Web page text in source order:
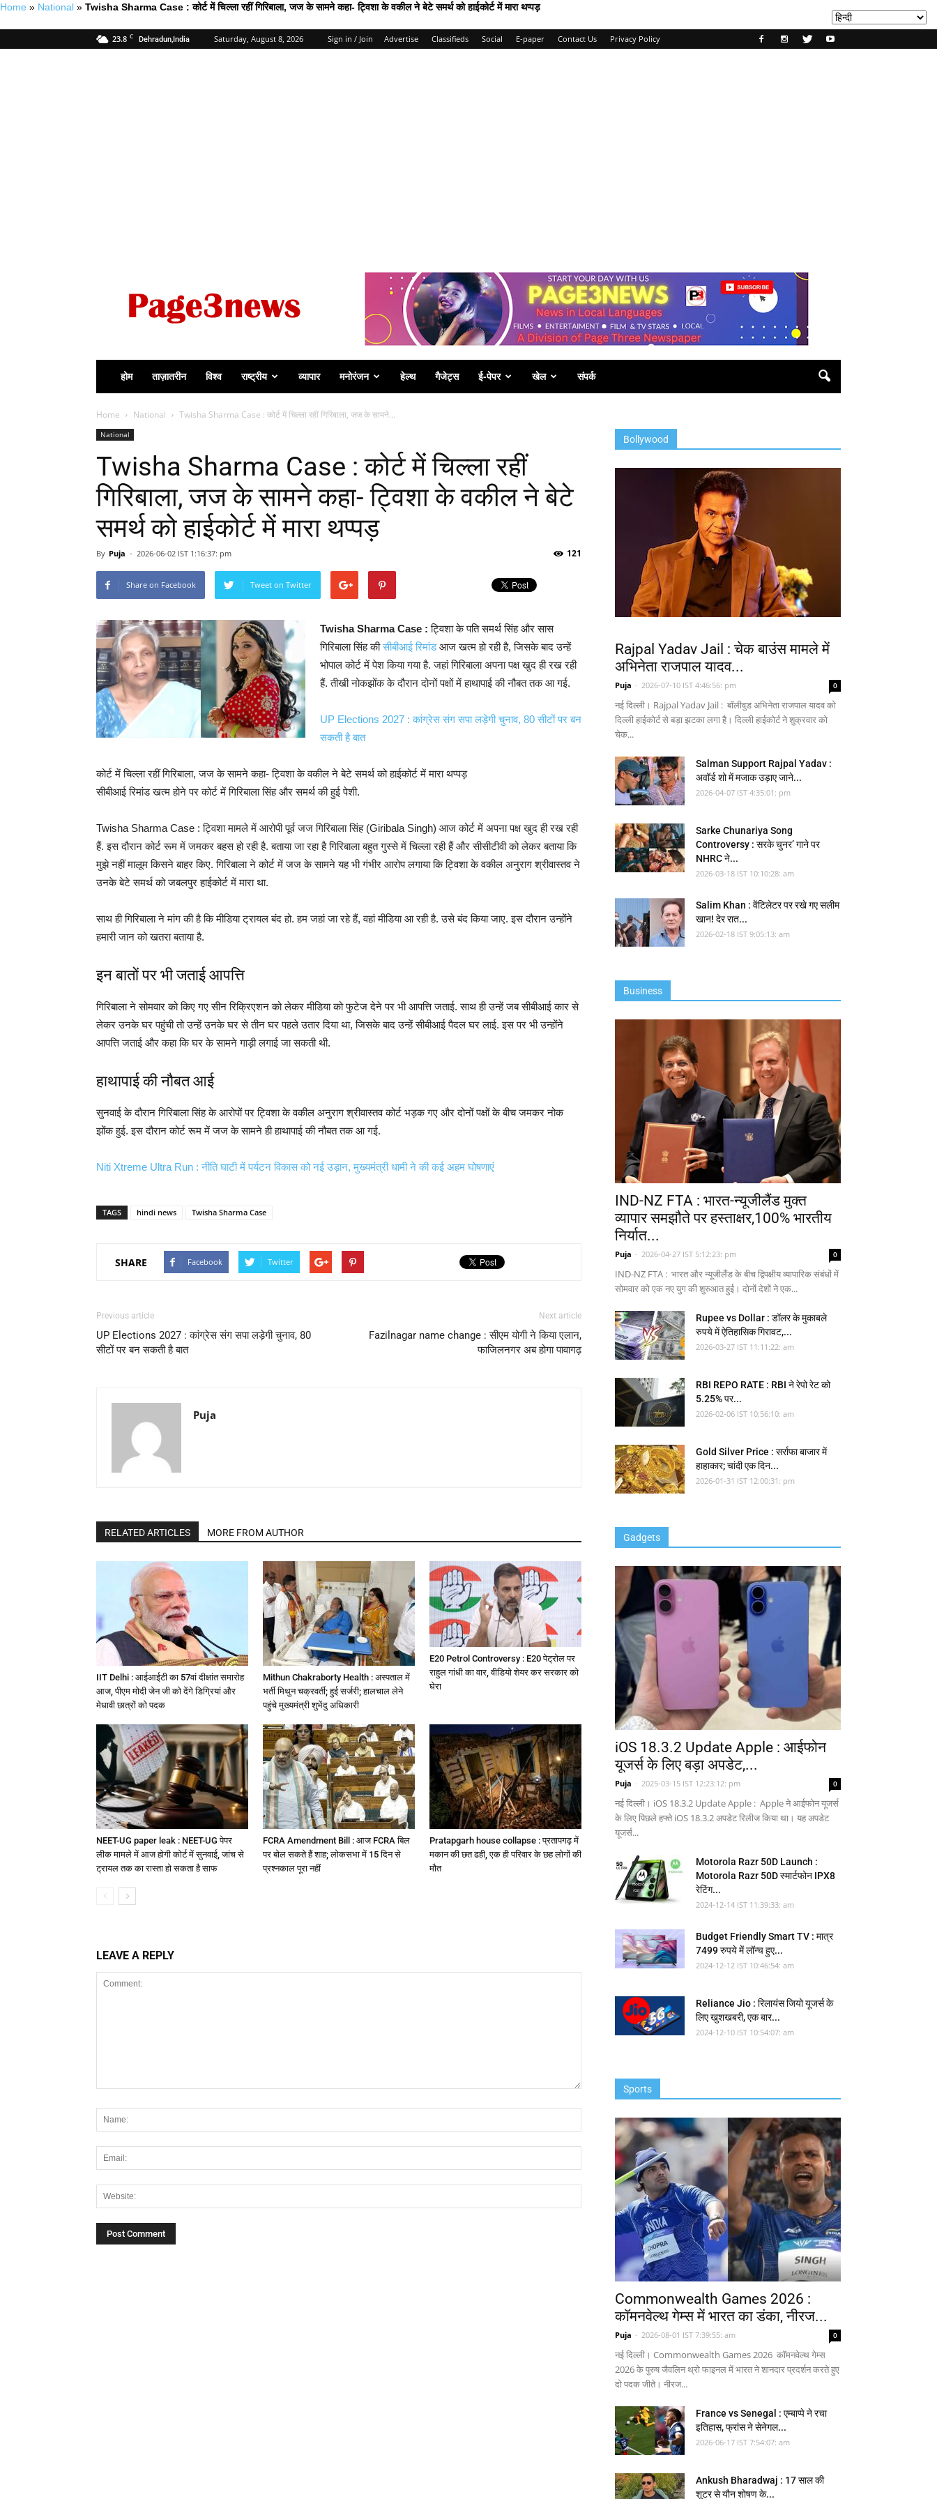
Home » National » Twisha Sharma Case : कोर्ट में चिल्ला रहीं गिरिबाला, जज के सामने कहा- ट्विशा के वकील ने बेटे समर्थ को हाईकोर्ट में मारा थप्पड़
23.8 C Dehradun,India Saturday, August 8, 2026 Sign in / Join Advertise Classifieds Social E-paper Contact Us Privacy Policy
Three
होम ताज़ातरीन विश्व राष्ट्रीय व्यापार मनोरंजन हेल्थ गैजेट्स ई-पेपर खेल संपर्क
Home National Twisha Sharma Case : कोर्ट में चिल्ला रहीं गिरिबाला, जज के सामने...
National
Twisha Sharma Case : कोर्ट में चिल्ला रहीं
गिरिबाला, जज के सामने कहा- ट्विशा के वकील ने बेटे
समर्थ को हाईकोर्ट में मारा थप्पड़
By Puja - 2026-06-02 IST 1:16:37: pm 121
Share on Facebook Tweet on Twitter
Twisha Sharma Case : ट्विशा के पति समर्थ सिंह और सास
गिरिबाला सिंह कीसीबीआई रिमांडआज खत्म हो रही है, जिसके बाद उन्हें
भोपाल कोर्ट में पेश किया गया है. जहां गिरिबाला अपना पक्ष खुद ही रख रही
हैं. तीखी नोकझोंक के दौरान दोनों पक्षों में हाथापाई की नौबत तक आ गई.
UP Elections 2027 : कांग्रेस संग सपा लड़ेगी चुनाव, 80 सीटों पर बन
सकती है बात
कोर्ट में चिल्ला रहीं गिरिबाला, जज के सामने कहा- ट्विशा के वकील ने बेटे समर्थ को हाईकोर्ट में मारा थप्पड़
सीबीआई रिमांड खत्म होने पर कोर्ट में गिरिबाला सिंह और समर्थ की हुई पेशी.
Twisha Sharma Case : ट्विशा मामले में आरोपी पूर्व जज गिरिबाला सिंह (Giribala Singh) आज कोर्ट में अपना पक्ष खुद ही रख रही
हैं. इस दौरान कोर्ट रूम में जमकर बहस हो रही है. बताया जा रहा है गिरिबाला बहुत गुस्से में चिल्ला रही हैं और सीसीटीवी को लेकर बताया कि
मुझे नहीं मालूम किसने बाहर किए. गिरिबाला ने कोर्ट में जज के सामने यह भी गंभीर आरोप लगाया कि ट्विशा के वकील अनुराग श्रीवास्तव ने
उनके बेटे समर्थ को जबलपुर हाईकोर्ट में मारा था.
साथ ही गिरिबाला ने मांग की है कि मीडिया ट्रायल बंद हो. हम जहां जा रहे हैं, वहां मीडिया आ रही है. उसे बंद किया जाए. इस दौरान उन्होंने
हमारी जान को खतरा बताया है.
इन बातों पर भी जताई आपत्ति
गिरिबाला ने सोमवार को किए गए सीन रिक्रिएशन को लेकर मीडिया को फुटेज देने पर भी आपत्ति जताई. साथ ही उन्हें जब सीबीआई कार से
लेकर उनके घर पहुंची तो उन्हें उनके घर से तीन घर पहले उतार दिया था, जिसके बाद उन्हें सीबीआई पैदल घर लाई. इस पर भी उन्होंने
आपत्ति जताई और कहा कि घर के सामने गाड़ी लगाई जा सकती थी.
हाथापाई की नौबत आई
सुनवाई के दौरान गिरिबाला सिंह के आरोपों पर ट्विशा के वकील अनुराग श्रीवास्तव कोर्ट भड़क गए और दोनों पक्षों के बीच जमकर नोक
झोंक हुई. इस दौरान कोर्ट रूम में जज के सामने ही हाथापाई की नौबत तक आ गई.
Niti Xtreme Ultra Run : नीति घाटी में पर्यटन विकास को नई उड़ान, मुख्यमंत्री धामी ने की कई अहम घोषणाएं
TAGS hindi news Twisha Sharma Case
SHARE Facebook Twitter
Previous article
UP Elections 2027 : कांग्रेस संग सपा लड़ेगी चुनाव, 80
सीटों पर बन सकती है बात
Next article
Fazilnagar name change : सीएम योगी ने किया एलान,
फाजिलनगर अब होगा पावागढ़
Puja
RELATED ARTICLES MORE FROM AUTHOR
IIT Delhi : आईआईटी का 57वां दीक्षांत समारोह
आज, पीएम मोदी जेन जी को देंगे डिग्रियां और
मेधावी छात्रों को पदक
Mithun Chakraborty Health : अस्पताल में
भर्ती मिथुन चक्रवर्ती; हुई सर्जरी; हालचाल लेने
पहुंचे मुख्यमंत्री शुभेंदु अधिकारी
E20 Petrol Controversy : E20 पेट्रोल पर
राहुल गांधी का वार, वीडियो शेयर कर सरकार को
घेरा
NEET-UG paper leak : NEET-UG पेपर
लीक मामले में आज होगी कोर्ट में सुनवाई, जांच से
ट्रायल तक का रास्ता हो सकता है साफ
FCRA Amendment Bill : आज FCRA बिल
पर बोल सकते हैं शाह; लोकसभा में 15 दिन से
प्रश्नकाल पूरा नहीं
Pratapgarh house collapse : प्रतापगढ़ में
मकान की छत ढही, एक ही परिवार के छह लोगों की
मौत
LEAVE A REPLY
Bollywood
Rajpal Yadav Jail : चेक बाउंस मामले में
अभिनेता राजपाल यादव...
Puja - 2026-07-10 IST 4:46:56: pm 0
नई दिल्ली। Rajpal Yadav Jail : बॉलीवुड अभिनेता राजपाल यादव को
दिल्ली हाईकोर्ट से बड़ा झटका लगा है। दिल्ली हाईकोर्ट ने शुक्रवार को
चेक...
Salman Support Rajpal Yadav :
अवॉर्ड शो में मजाक उड़ाए जाने...
2026-04-07 IST 4:35:01: pm
Sarke Chunariya Song
Controversy : सरके चुनर’ गाने पर
NHRC ने...
2026-03-18 IST 10:10:28: am
Salim Khan : वेंटिलेटर पर रखे गए सलीम
खान! देर रात...
2026-02-18 IST 9:05:13: am
Business
IND-NZ FTA : भारत-न्यूजीलैंड मुक्त
व्यापार समझौते पर हस्ताक्षर,100% भारतीय
निर्यात...
Puja - 2026-04-27 IST 5:12:23: pm 0
IND-NZ FTA : भारत और न्यूजीलैंड के बीच द्विपक्षीय व्यापारिक संबंधों में
सोमवार को एक नए युग की शुरुआत हुई। दोनों देशों ने एक...
Rupee vs Dollar : डॉलर के मुकाबले
रुपये में ऐतिहासिक गिरावट,...
2026-03-27 IST 11:11:22: am
RBI REPO RATE : RBI ने रेपो रेट को
5.25% पर...
2026-02-06 IST 10:56:10: am
Gold Silver Price : सर्राफा बाजार में
हाहाकार; चांदी एक दिन...
2026-01-31 IST 12:00:31: pm
Gadgets
iOS 18.3.2 Update Apple : आईफोन
यूजर्स के लिए बड़ा अपडेट,...
Puja - 2025-03-15 IST 12:23:12: pm 0
नई दिल्ली। iOS 18.3.2 Update Apple : Apple ने आईफोन यूजर्स
के लिए पिछले हफ्ते iOS 18.3.2 अपडेट रिलीज किया था। यह अपडेट
यूजर्स...
Motorola Razr 50D Launch :
Motorola Razr 50D स्मार्टफोन IPX8
रेटिंग...
2024-12-14 IST 11:39:33: am
Budget Friendly Smart TV : मात्र
7499 रुपये में लॉन्च हुए...
2024-12-12 IST 10:46:54: am
Reliance Jio : रिलायंस जियो यूजर्स के
लिए खुशखबरी, एक बार...
2024-12-10 IST 10:54:07: am
Sports
Commonwealth Games 2026 :
कॉमनवेल्थ गेम्स में भारत का डंका, नीरज...
Puja - 2026-08-01 IST 7:39:55: am 0
नई दिल्ली। Commonwealth Games 2026 कॉमनवेल्थ गेम्स
2026 के पुरुष जैवलिन थ्रो फाइनल में भारत ने शानदार प्रदर्शन करते हुए
दो पदक जीते। नीरज...
France vs Senegal : एम्बाप्पे ने रचा
इतिहास, फ्रांस ने सेनेगल...
2026-06-17 IST 7:54:07: am
Ankush Bharadwaj : 17 साल की
शूटर से यौन शोषण के...